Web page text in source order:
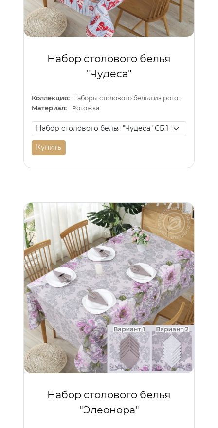
Набор столового белья
"Чудеса"
Коллекция:
Материал:
Рогожка
Купить
Набор столового белья
"Элеонора"